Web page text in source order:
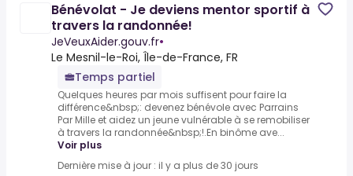
Bénévolat - Je deviens mentor sportif à
travers la randonnée!
JeVeuxAider.gouv.fr•
Le Mesnil-le-Roi, Île-de-France, FR
Temps partiel
Quelques heures par mois suffisent pour faire la
différence&nbsp;: devenez bénévole avec Parrains
Par Mille et aidez un jeune vulnérable à se remobiliser
à travers la randonnée&nbsp;!.En binôme ave...
Voir plus
Dernière mise à jour : il y a plus de 30 jours